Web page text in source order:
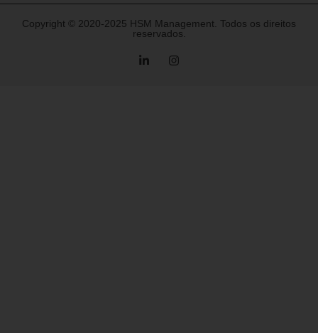
Copyright © 2020-2025 HSM Management. Todos os direitos
reservados.